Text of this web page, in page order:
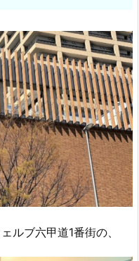
ルブ六甲道1番街の、